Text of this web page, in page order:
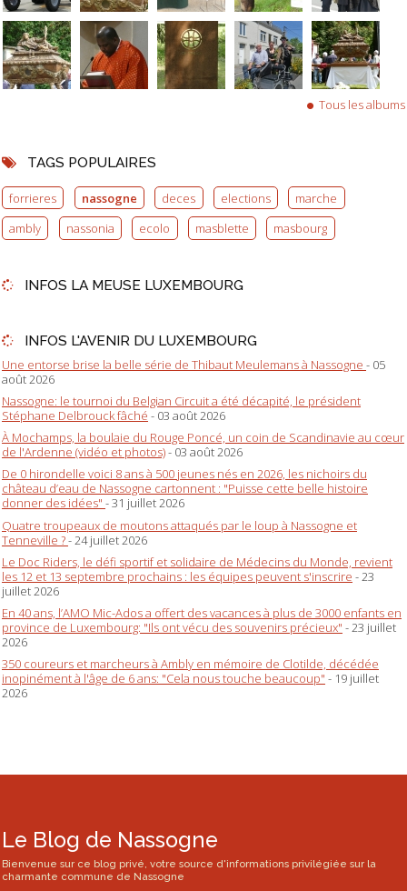
Tous les albums
TAGS POPULAIRES
forrieres nassogne deces elections
marche
ambly
nassonia ecolo masblette masbourg
INFOS LA MEUSE LUXEMBOURG
INFOS L'AVENIR DU LUXEMBOURG
Une entorse brise la belle série de Thibaut Meulemans à Nassogne - 05
août 2026
Nassogne: le tournoi du Belgian Circuit a été décapité, le président
Stéphane Delbrouck fâché - 03 août 2026
À Mochamps, la boulaie du Rouge Poncé, un coin de Scandinavie au cœur
de l'Ardenne (vidéo et photos)- 03 août 2026
De 0 hirondelle voici 8 ans à 500 jeunes nés en 2026, les nichoirs du
château d’eau de Nassogne cartonnent : "Puisse cette belle histoire
donner des idées" - 31 juillet 2026
Quatre troupeaux de moutons attaqués par le loup à Nassogne et
Tenneville ?- 24 juillet 2026
Le Doc Riders, le défi sportif et solidaire de Médecins du Monde, revient
les 12 et 13 septembre prochains : les équipes peuvent s'inscrire - 23
juillet 2026
En 40 ans, l’AMO Mic-Ados a offert des vacances à plus de 3000 enfants en
province de Luxembourg: "Ils ont vécu des souvenirs précieux" - 23 juillet
2026
350 coureurs et marcheurs à Ambly en mémoire de Clotilde, décédée
inopinément à l'âge de 6 ans: "Cela nous touche beaucoup" - 19 juillet
2026
Le Blog de Nassogne
Bienvenue sur ce blog privé, votre source d'informations privilégiée sur la
charmante commune de Nassogne